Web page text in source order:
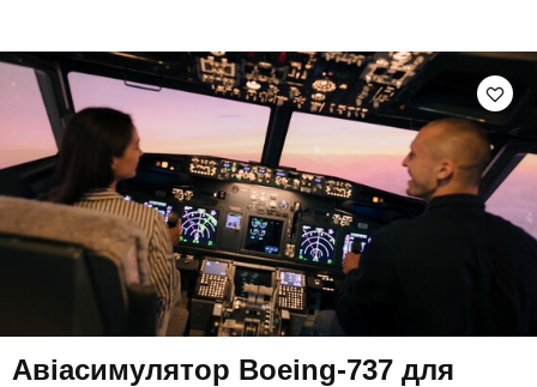
Авіасимулятор Boeing-737 для